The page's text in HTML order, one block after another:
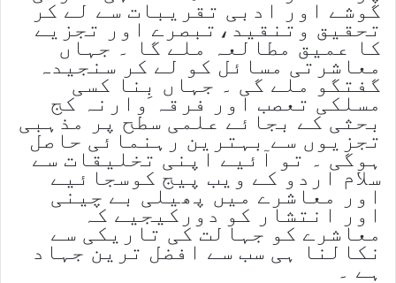
گوشے اور ادبی تقریبات سے لے کر
تحقیق وتنقید،تبصرے اور تجزیے
کا عمیق مطالعہ ملے گا ۔ جہاں
معاشرتی مسائل کو لے کر سنجیدہ
گفتگو ملے گی ۔ جہاں بِنا کسی
مسلکی تعصب اور فرقہ وارنہ کج
بحثی کے بجائے علمی سطح پر مذہبی
تجزیوں سے بہترین رہنمائی حاصل
ہوگی ۔ تو آئیے اپنی تخلیقات سے
سلام اردو کے ویب پیج کوسجائیے
اور معاشرے میں پھیلی بے چینی
اور انتشار کو دورکیجیے کہ
معاشرے کو جہالت کی تاریکی سے
نکالنا ہی سب سے افضل ترین جہاد
ہے ۔